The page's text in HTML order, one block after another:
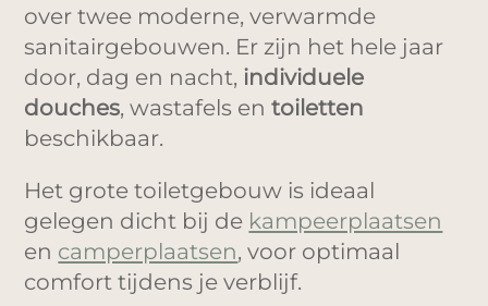
over twee moderne, verwarmde
sanitairgebouwen. Er zijn het hele jaar
door, dag en nacht, individuele
douches, wastafels entoiletten
beschikbaar.
Het grote toiletgebouw is ideaal
gelegen dicht bij de kampeerplaatsen
en camperplaatsen, voor optimaal
comfort tijdens je verblijf.